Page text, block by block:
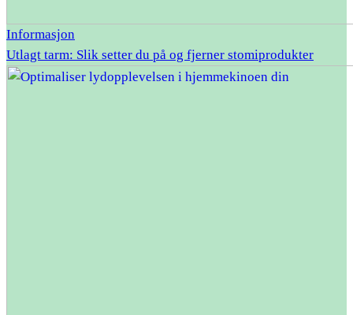
Informasjon
Utlagt tarm: Slik setter du på og fjerner stomiprodukter